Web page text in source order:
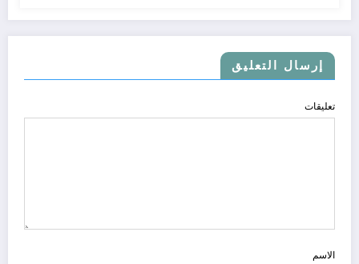
إرسال التعليق
تعليقات
الاسم